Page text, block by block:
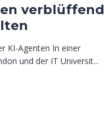
verblüffend
KI-Agenten In einer
und der IT Universit...